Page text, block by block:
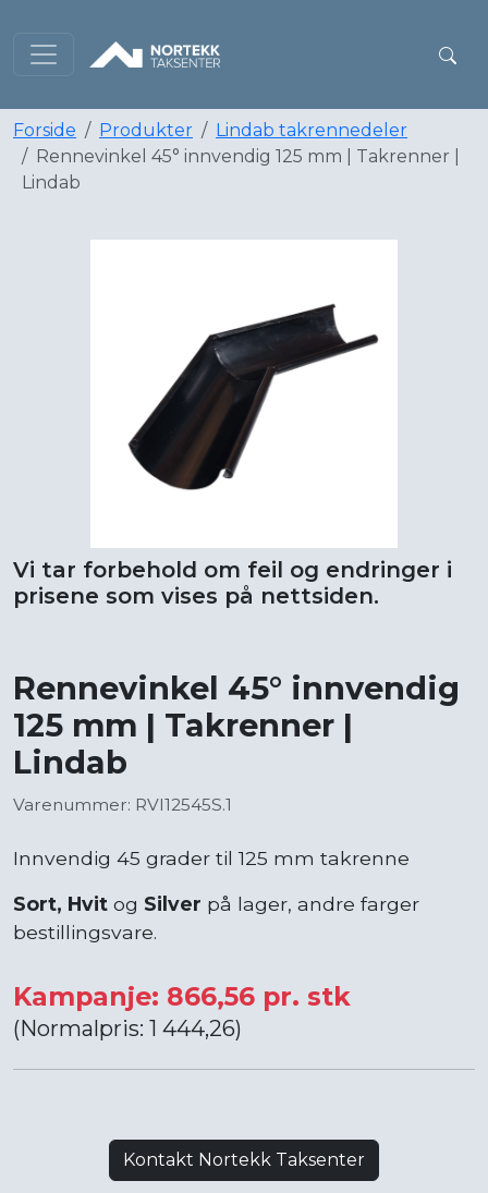
Forside Produkter
Lindab takrennedeler
Rennevinkel 45° innvendig 125 mm | Takrenner |
Lindab
Vi tar forbehold om feil og endringer i
prisene som vises på nettsiden.
Rennevinkel 45° innvendig
125 mm | Takrenner |
Lindab
Varenummer: RVI12545S.1
Innvendig 45 grader til 125 mm takrenne
Sort, Hvit og Silver på lager, andre farger
bestillingsvare.
Kampanje: 866,56 pr. stk
(Normalpris: 1 444,26)
Kontakt Nortekk Taksenter